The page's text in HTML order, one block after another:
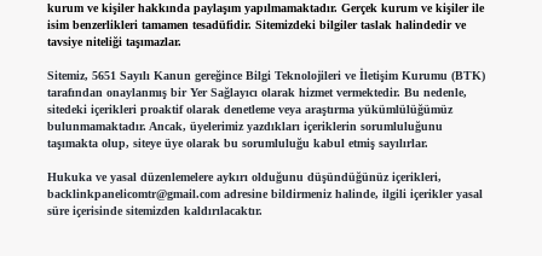
kurum ve kişiler hakkında paylaşım yapılmamaktadır. Gerçek kurum ve kişiler ile
isim benzerlikleri tamamen tesadüfidir. Sitemizdeki bilgiler taslak halindedir ve
tavsiye niteliği taşımazlar.
Sitemiz, 5651 Sayılı Kanun gereğince Bilgi Teknolojileri ve İletişim Kurumu (BTK)
tarafından onaylanmış bir Yer Sağlayıcı olarak hizmet vermektedir. Bu nedenle,
sitedeki içerikleri proaktif olarak denetleme veya araştırma yükümlülüğümüz
bulunmamaktadır. Ancak, üyelerimiz yazdıkları içeriklerin sorumluluğunu
taşımakta olup, siteye üye olarak bu sorumluluğu kabul etmiş sayılırlar.
Hukuka ve yasal düzenlemelere aykırı olduğunu düşündüğünüz içerikleri,
backlinkpanelicomtr@gmail.comadresine bildirmeniz halinde, ilgili içerikler yasal
süre içerisinde sitemizden kaldırılacaktır.